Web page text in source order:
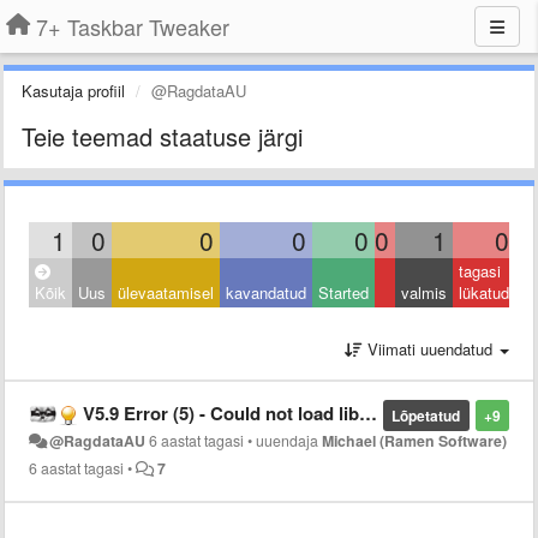
7+ Taskbar Tweaker
Kasutaja profiil @RagdataAU
Teie teemad staatuse järgi
1 0 0 0 0 0 1 0
Kõik Uus ülevaatamisel kavandatud Started valmis
tagasi
lükatud
Viimati uuendatud
+9
Lõpetatud
V5.9 Error (5) - Could not load library error on load Windows 10 build 2004
@RagdataAU 6 aastat tagasi •uuendajaMichael (Ramen Software)
6 aastat tagasi • 7